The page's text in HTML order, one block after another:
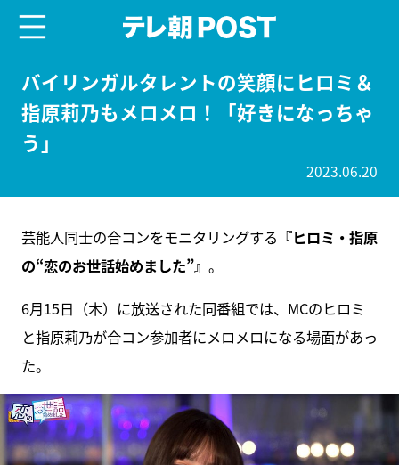
バイリンガルタレントの笑顔にヒロミ＆
指原莉乃もメロメロ！「好きになっちゃ
う」
2023.06.20
芸能人同士の合コンをモニタリングする 『ヒロミ・指原
の“恋のお世話始めました”』 。
6月15日（木）に放送された同番組では、MCのヒロミ
と指原莉乃が合コン参加者にメロメロになる場面があっ
た。